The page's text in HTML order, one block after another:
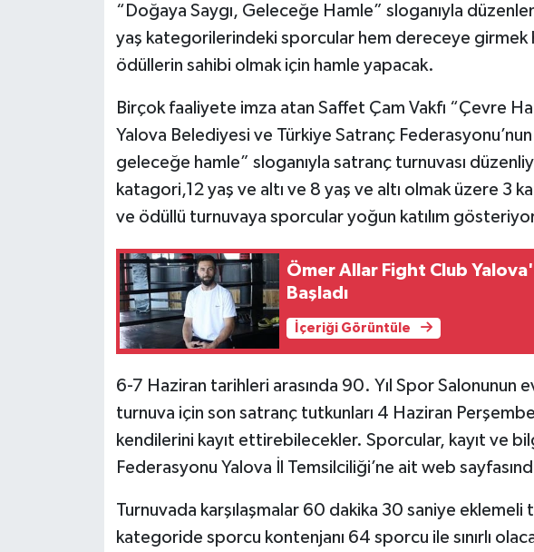
“Doğaya Saygı, Geleceğe Hamle” sloganıyla
yaş kategorilerindeki sporcular hem dereceye
ödüllerin sahibi olmak için hamle yapacak.
Birçok faaliyete imza atan Saffet Çam Vakfı “Çevre
Yalova Belediyesi ve Türkiye Satranç
geleceğe hamle” sloganıyla satranç turnuvası
katagori,12 yaş ve altı ve 8 yaş ve altı olmak üzere 3
ve ödüllü turnuvaya sporcular yoğun katılım
Ömer Allar Fight Club
Başladı
İçeriği Görüntüle
6-7 Haziran tarihleri arasında 90. Yıl Spor Salonunun
turnuva için son satranç tutkunları 4 Haziran
kendilerini kayıt ettirebilecekler. Sporcular, kayıt ve
Federasyonu Yalova İl Temsilciliği’ne ait web
Turnuvada karşılaşmalar 60 dakika 30 saniye
kategoride sporcu kontenjanı 64 sporcu ile sınırlı